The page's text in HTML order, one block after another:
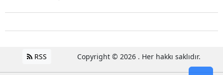
RSS Copyright © 2026 . Her hakkı saklıdır.